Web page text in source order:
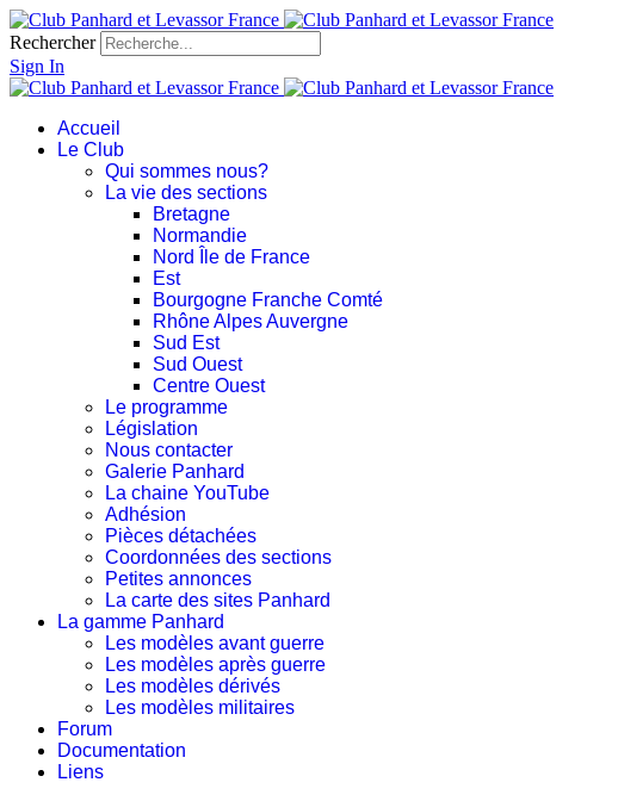
Rechercher
Sign In
Accueil
Le Club
Qui sommes nous?
La vie des sections
Bretagne
Normandie
Nord Île de France
Est
Bourgogne Franche Comté
Rhône Alpes Auvergne
Sud Est
Sud Ouest
Centre Ouest
Le programme
Législation
Nous contacter
Galerie Panhard
La chaine YouTube
Adhésion
Pièces détachées
Coordonnées des sections
Petites annonces
La carte des sites Panhard
La gamme Panhard
Les modèles avant guerre
Les modèles après guerre
Les modèles dérivés
Les modèles militaires
Forum
Documentation
Liens